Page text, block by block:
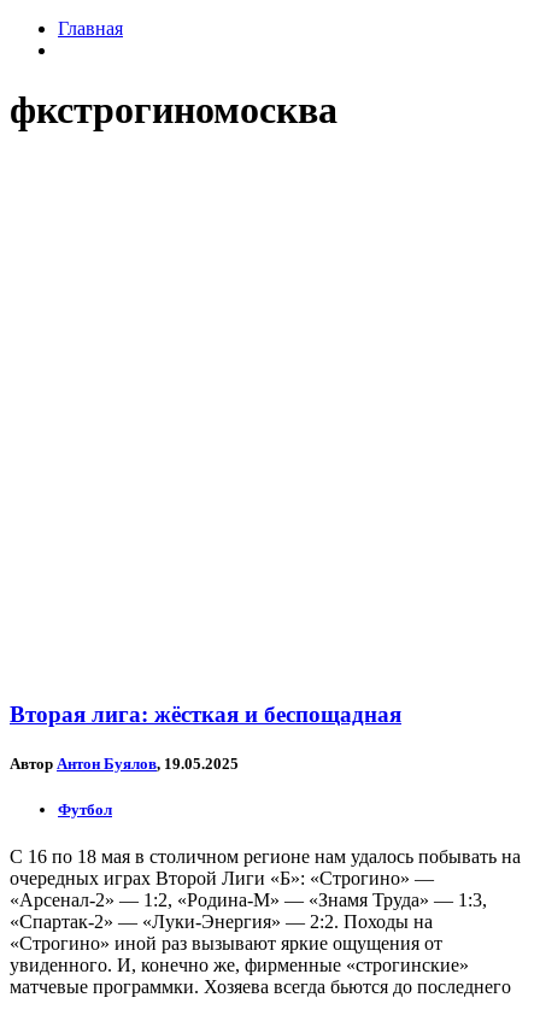
Главная
фкстрогиномосква
Вторая лига: жёсткая и беспощадная
Автор Антон Буялов, 19.05.2025
Футбол
С 16 по 18 мая в столичном регионе нам удалось побывать на
очередных играх Второй Лиги «Б»: «Строгино» —
«Арсенал-2» — 1:2, «Родина-М» — «Знамя Труда» — 1:3,
«Спартак-2» — «Луки-Энергия» — 2:2. Походы на
«Строгино» иной раз вызывают яркие ощущения от
увиденного. И, конечно же, фирменные «строгинские»
матчевые программки. Хозяева всегда бьются до последнего